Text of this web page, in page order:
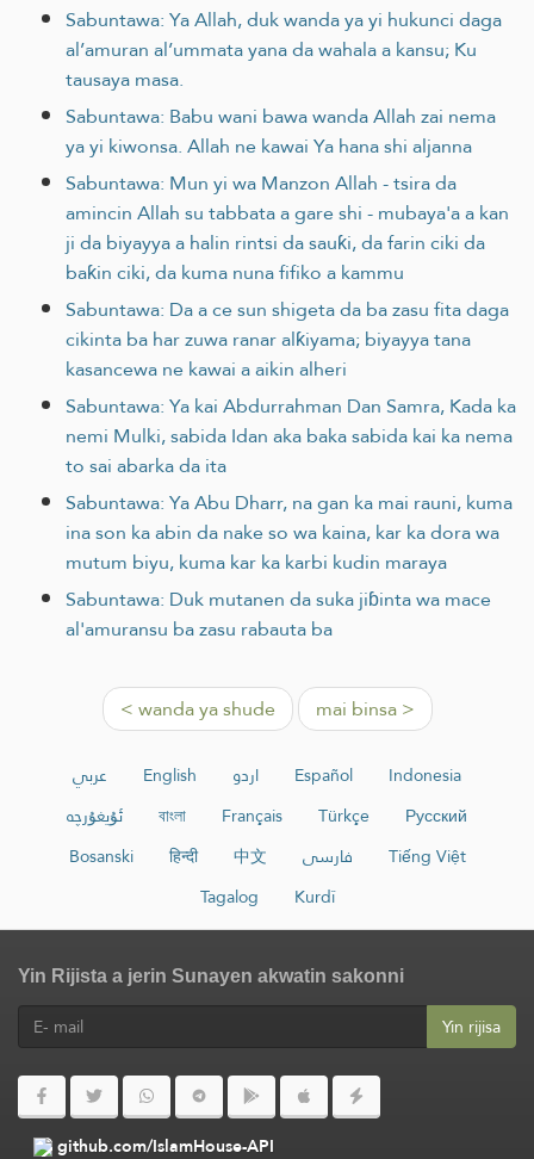
Sabuntawa: Ya Allah, duk wanda ya yi hukunci daga
al’amuran al’ummata yana da wahala a kansu; Ku
tausaya masa.
Sabuntawa: Babu wani bawa wanda Allah zai nema
ya yi kiwonsa. Allah ne kawai Ya hana shi aljanna
Sabuntawa: Mun yi wa Manzon Allah - tsira da
amincin Allah su tabbata a gare shi - mubaya'a a kan
ji da biyayya a halin rintsi da sauƙi, da farin ciki da
baƙin ciki, da kuma nuna fifiko a kammu
Sabuntawa: Da a ce sun shigeta da ba zasu fita daga
cikinta ba har zuwa ranar alƙiyama; biyayya tana
kasancewa ne kawai a aikin alheri
Sabuntawa: Ya kai Abdurrahman Dan Samra, Kada ka
nemi Mulki, sabida Idan aka baka sabida kai ka nema
to sai abarka da ita
Sabuntawa: Ya Abu Dharr, na gan ka mai rauni, kuma
ina son ka abin da nake so wa kaina, kar ka dora wa
mutum biyu, kuma kar ka karbi kudin maraya
Sabuntawa: Duk mutanen da suka jiɓinta wa mace
al'amuransu ba zasu rabauta ba
< wanda ya shude mai binsa >
عربي English اردو Español
Indonesia
ئۇيغۇرچە
বাংলা Français Türkçe
Русский
Bosanski
हिन्दी 中文 فارسی
Tiếng Việt
Tagalog
Kurdî
Yin Rijista a jerin Sunayen akwatin sakonni
Yin rijisa
github.com/IslamHouse-API